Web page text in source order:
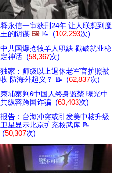
释永信一审获刑24年 让人联想到魔
王的阴谋 🖼️ 📝 (102,293次)
中共国爆抢牧羊人职缺 戳破就业稳
定神话 (58,367次)
独家：师级以上退休老军官护照被
收 防海外起义？ 📝 (62,837次)
柬埔寨判6中国人终身监禁 曝光中
共纵容跨国诈骗 (60,403次)
报告：台海冲突或引发美中核升级
卫星显示北京扩充核武库 📝
(50,307次)